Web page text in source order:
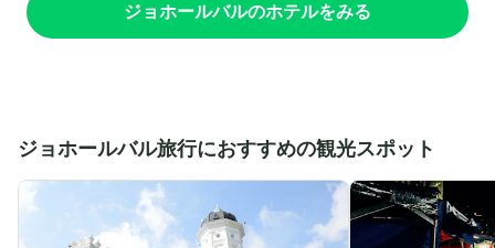
ジョホールバルのホテルをみる
ジョホールバル旅行におすすめの観光スポット